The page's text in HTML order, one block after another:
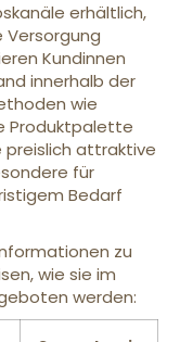
erhältlich,
Versorgung
Kundinnen
innerhalb der
wie
Produktpalette
attraktive
für
Bedarf
zu
wie sie im
werden: